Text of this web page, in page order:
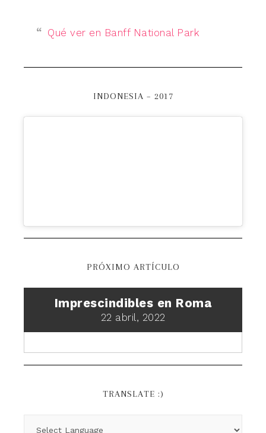
Qué ver en Banff National Park
INDONESIA – 2017
PRÓXIMO ARTÍCULO
Imprescindibles en Roma
22 abril, 2022
TRANSLATE :)